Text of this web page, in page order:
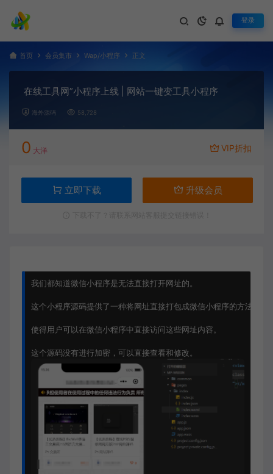
登录
首页 会员集市 Wap/小程序 正文
在线工具网”小程序上线 | 网站一键变工具小程序
海外源码 58,728
0 大洋 VIP折扣
立即下载 升级会员
我们都知道微信小程序是无法直接打开网址的。
这个小程序源码提供了一种将网址直接打包成微信小程序的方法，
使得用户可以在微信小程序中直接访问这些网址内容。